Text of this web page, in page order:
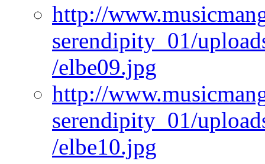
http://
serendipity_01/
/elbe09.jpg
http://
serendipity_01/
/elbe10.jpg